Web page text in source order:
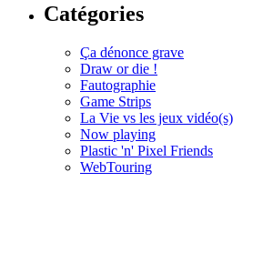
Catégories
Ça dénonce grave
Draw or die !
Fautographie
Game Strips
La Vie vs les jeux vidéo(s)
Now playing
Plastic 'n' Pixel Friends
WebTouring